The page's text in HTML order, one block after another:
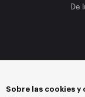
De
Sobre las cookies